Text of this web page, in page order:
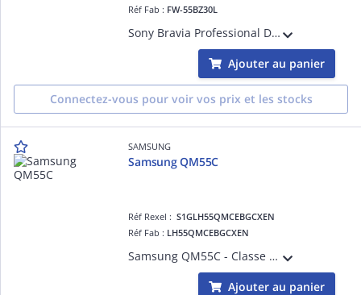
Réf Fab : FW-55BZ30L
Sony Bravia Professional Displays FW-55BZ30L - Classe de diagonale 55' BZ30L Series écran LCD rétro-éclairé par LED - signalisation numérique - Android TV - 4K UHD (2160p) 3840 x 2160 - HDR - Direct LED
Ajouter au panier
Connectez-vous pour voir vos prix et les stocks
SAMSUNG
Samsung QM55C
Réf Rexel :S1GLH55QMCEBGCXEN
Réf Fab : LH55QMCEBGCXEN
Samsung QM55C - Classe de diagonale 55' (54.6' visualisable) - QMC Series écran LCD rétro-éclairé par LED - Crystal UHD - signalisation numérique - Tizen OS - 4K UHD (2160p) 3840 x 2160 - DEL de façade - noir
Ajouter au panier